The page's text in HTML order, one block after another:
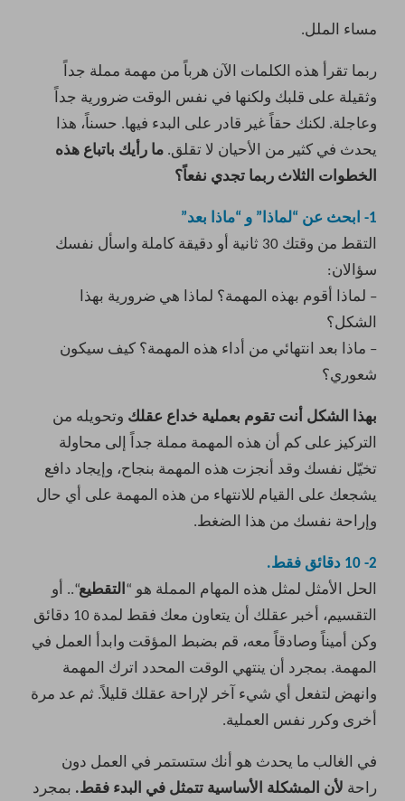
مساء الملل.
ربما تقرأ هذه الكلمات الآن هرباً من مهمة مملة جداً
وثقيلة على قلبك ولكنها في نفس الوقت ضرورية جداً
وعاجلة. لكنك حقاً غير قادر على البدء فيها. حسناً، هذا
يحدث في كثير من الأحيان لا تقلق.ما رأيك باتباع هذه
الخطوات الثلاث ربما تجدي نفعاً؟
1- ابحث عن “لماذا” و “ماذا بعد”
التقط من وقتك 30 ثانية أو دقيقة كاملة واسأل نفسك
سؤالان:
– لماذا أقوم بهذه المهمة؟ لماذا هي ضرورية بهذا
الشكل؟
– ماذا بعد انتهائي من أداء هذه المهمة؟ كيف سيكون
شعوري؟
بهذا الشكل أنت تقوم بعملية خداع عقلك وتحويله من
التركيز على كم أن هذه المهمة مملة جداً إلى محاولة
تخيّل نفسك وقد أنجزت هذه المهمة بنجاح، وإيجاد دافع
يشجعك على القيام للانتهاء من هذه المهمة على أي حال
وإراحة نفسك من هذا الضغط.
2- 10 دقائق فقط.
الحل الأمثل لمثل هذه المهام المملة هو “التقطيع“.. أو
التقسيم، أخبر عقلك أن يتعاون معك فقط لمدة 10 دقائق
وكن أميناً وصادقاً معه، قم بضبط المؤقت وابدأ العمل في
المهمة. بمجرد أن ينتهي الوقت المحدد اترك المهمة
وانهض لتفعل أي شيء آخر لإراحة عقلك قليلاً. ثم عد مرة
أخرى وكرر نفس العملية.
في الغالب ما يحدث هو أنك ستستمر في العمل دون
راحة لأن المشكلة الأساسية تتمثل في البدء فقط. بمجرد